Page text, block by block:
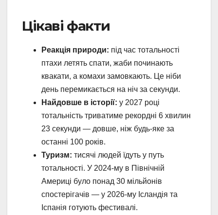
Цікаві факти
Реакція природи: під час тотальності
птахи летять спати, жаби починають
квакати, а комахи замовкають. Це ніби
день перемикається на ніч за секунди.
Найдовше в історії: у 2027 році
тотальність триватиме рекордні 6 хвилин
23 секунди — довше, ніж будь-яке за
останні 100 років.
Туризм: тисячі людей їдуть у путь
тотальності. У 2024-му в Північній
Америці було понад 30 мільйонів
спостерігачів — у 2026-му Ісландія та
Іспанія готують фестивалі.